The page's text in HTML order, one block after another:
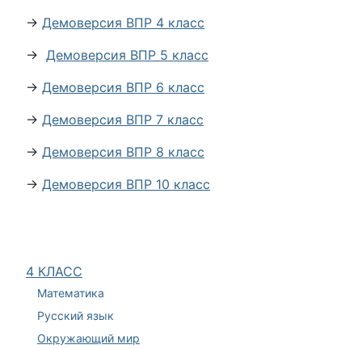
4 КЛАСС
Математика
Русский язык
Окружающий мир
→ Демоверсия ВПР 4 класс
→ Демоверсия ВПР 5 класс
→ Демоверсия ВПР 6 класс
→ Демоверсия ВПР 7 класс
→ Демоверсия ВПР 8 класс
→ Демоверсия ВПР 10 класс